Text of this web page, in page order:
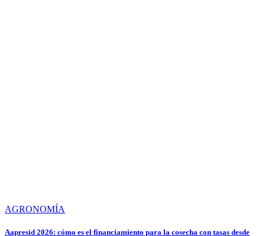
AGRONOMÍA
Aapresid 2026: cómo es el financiamiento para la cosecha con tasas desde